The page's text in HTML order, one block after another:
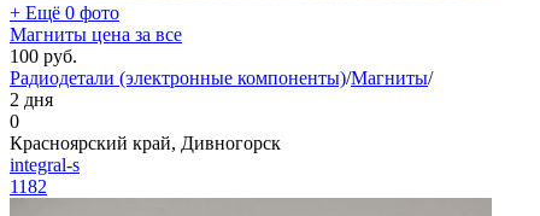
+ Ещё 0 фото
Магниты цена за все
100 руб.
Радиодетали (электронные компоненты)/Магниты/
2 дня
0
Красноярский край, Дивногорск
integral-s
1182